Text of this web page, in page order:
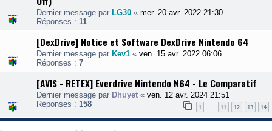
Dernier message par LG30 « mer. 20 avr. 2022 21:30
Réponses : 11
[DexDrive] Notice et Software DexDrive Nintendo 64
Dernier message par Kev1 « ven. 15 avr. 2022 06:06
Réponses : 7
[AVIS - RETEX] Everdrive Nintendo N64 - Le Comparatif
Dernier message par Dhuyet « ven. 12 avr. 2024 21:51
Réponses : 158 1 … 11 12 13 14